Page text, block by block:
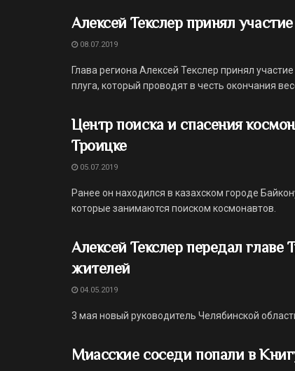
Алексей Текслер принял
08.07.2019
Глава региона Алексей Текслер принял
плуга, который проводят в честь окончания
Центр поиска и спасения
Троицке
05.07.2019
Ранее он находился в казахском городе
которые занимаются поиском космонавтов.
Алексей Текслер передал
жителей
04.05.2019
3 мая новый руководитель Челябинской
Миасские соседи попали в